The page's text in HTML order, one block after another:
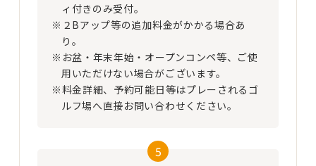
ィ付きのみ受付。
※２Bアップ等の追加料金がかかる場合あ
り。
※お盆・年末年始・オープンコンペ等、ご使
用いただけない場合がございます。
※料金詳細、予約可能日等はプレーされるゴ
ルフ場へ直接お問い合わせください。
5